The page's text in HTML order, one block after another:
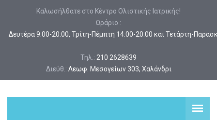
Καλωσήλθατε στο Κέντρο Ολιστικής Ιατρικής!
Ωράριο :
Δευτέρα 9:00-20:00, Τρίτη-Πέμπτη 14:00-20:00 και Τετάρτη-
Τηλ.: 210 2628639
Διεύθ.: Λεωφ. Μεσογείων 303, Χαλάνδρι